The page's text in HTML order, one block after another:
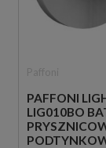
PAFFONI
LIG010BO